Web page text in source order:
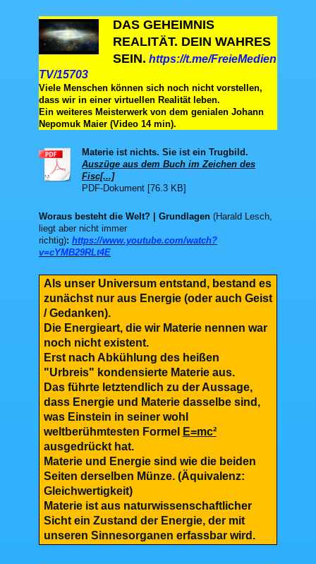
DAS GEHEIMNIS
REALITÄT. DEIN WAHRES
SEIN. https://t.me/FreieMedien
TV/15703
Viele Menschen können sich noch nicht vorstellen,
dass wir in einer virtuellen Realität leben.
Ein weiteres Meisterwerk von dem genialen Johann
Nepomuk Maier (Video 14 min).
Materie ist nichts. Sie ist ein Trugbild.
Auszüge aus dem Buch im Zeichen des
Fisc[...]
PDF-Dokument [76.3 KB]
Woraus besteht die Welt? | Grundlagen (Harald Lesch,
liegt aber nicht immer
richtig): https://www.youtube.com/watch?
v=cYMB29RLt4E
Als unser Universum entstand, bestand es
zunächst nur aus Energie (oder auch Geist
/ Gedanken).
Die Energieart, die wir Materie nennen war
noch nicht existent.
Erst nach Abkühlung des heißen
"Urbreis" kondensierte Materie aus.
Das führte letztendlich zu der Aussage,
dass Energie und Materie dasselbe sind,
was Einstein in seiner wohl
weltberühmtesten Formel
E=mc²
ausgedrückt hat.
Materie und Energie sind wie die beiden
Seiten derselben Münze. (Äquivalenz:
Gleichwertigkeit)
Materie ist aus naturwissenschaftlicher
Sicht ein Zustand der Energie, der mit
unseren Sinnesorganen erfassbar wird.